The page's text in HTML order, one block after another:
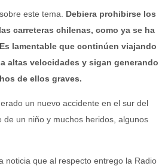
este tema. Debiera prohibirse los
carreteras chilenas, como ya se ha
lamentable que continúen viajando
altas velocidades y sigan generando
de ellos graves.
un nuevo accidente en el sur del
de un niño y muchos heridos, algunos
noticia que al respecto entrego la Radio